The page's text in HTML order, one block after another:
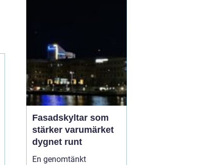
man ska agera, utan
hu...
Fasadskyltar som
stärker varumärket
dygnet runt
En genomtänkt